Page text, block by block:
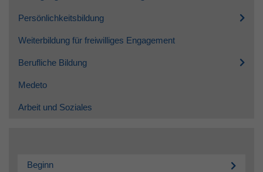
Persönlichkeitsbildung
Weiterbildung für freiwilliges Engagement
Berufliche Bildung
Medeto
Arbeit und Soziales
Beginn